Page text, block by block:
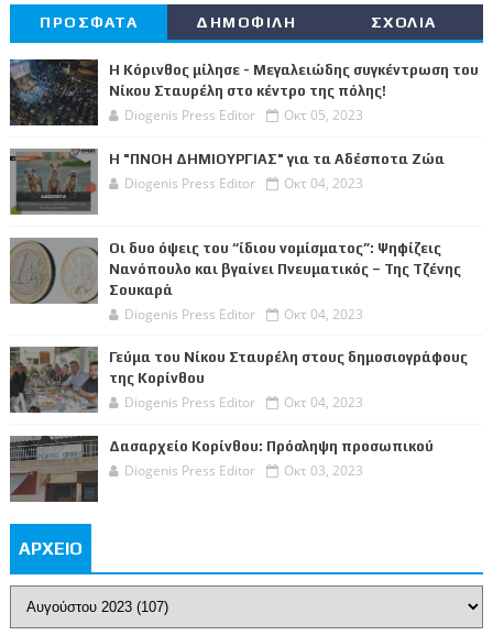
ΠΡΟΣΦΑΤΑ ΔΗΜΟΦΙΛΗ ΣΧΟΛΙΑ
Η Κόρινθος μίλησε - Μεγαλειώδης συγκέντρωση του
Νίκου Σταυρέλη στο κέντρο της πόλης!
Diogenis Press Editor Οκτ 05, 2023
Η "ΠΝΟΗ ΔΗΜΙΟΥΡΓΙΑΣ" για τα Αδέσποτα Ζώα
Diogenis Press Editor Οκτ 04, 2023
Οι δυο όψεις του “ίδιου νομίσματος”: Ψηφίζεις
Νανόπουλο και βγαίνει Πνευματικός – Της Τζένης
Σουκαρά
Diogenis Press Editor Οκτ 04, 2023
Γεύμα του Νίκου Σταυρέλη στους δημοσιογράφους
της Κορίνθου
Diogenis Press Editor Οκτ 04, 2023
Δασαρχείο Κορίνθου: Πρόσληψη προσωπικού
Diogenis Press Editor Οκτ 03, 2023
ΑΡΧΕΙΟ